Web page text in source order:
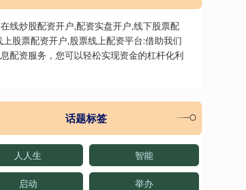
在线炒股配资开户,配资实盘开户,线下股票配
上股票配资开户,股票线上配资平台:借助我们
配资服务，您可以轻松实现资金的杠杆化利
话题标签
人人生 智能
启动 举办